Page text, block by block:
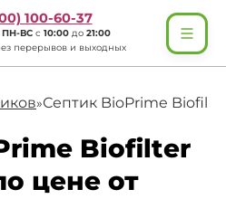
100-60-37
ПН-ВС с 10:00 до 21:00
перерывов и выходных
»Септик BioPrime
Biofilter
цене от